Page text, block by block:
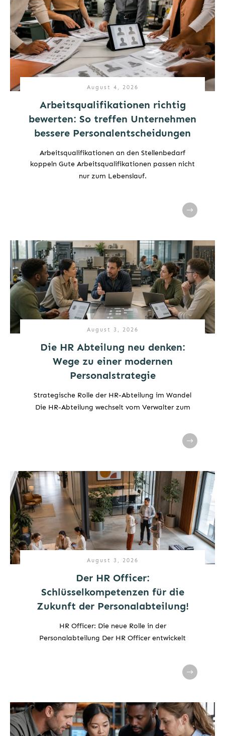
August 4, 2026
Arbeitsqualifikationen richtig
bewerten: So treffen Unternehmen
bessere Personalentscheidungen
Arbeitsqualifikationen an den Stellenbedarf
koppeln Gute Arbeitsqualifikationen passen nicht
nur zum Lebenslauf.
August 3, 2026
Die HR Abteilung neu denken:
Wege zu einer modernen
Personalstrategie
Strategische Rolle der HR-Abteilung im Wandel
Die HR-Abteilung wechselt vom Verwalter zum
August 3, 2026
Der HR Officer:
Schlüsselkompetenzen für die
Zukunft der Personalabteilung!
HR Officer: Die neue Rolle in der
Personalabteilung Der HR Officer entwickelt